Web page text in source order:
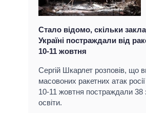
Стало відомо, скільки
Україні постраждали від
10-11 жовтня
Сергій Шкарлет розповів, що
масовоних ракетних атак росії
10-11 жовтня постраждали 38
освіти.